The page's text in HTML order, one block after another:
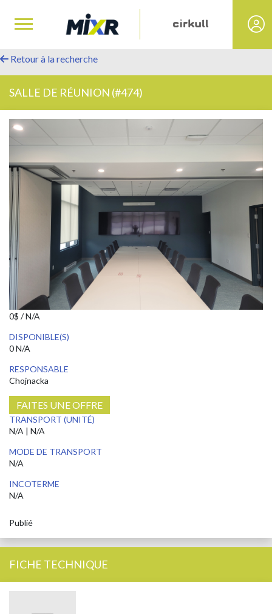
Retour à la recherche
SALLE DE RÉUNION (#474)
0$ / N/A
DISPONIBLE(S)
0 N/A
RESPONSABLE
Chojnacka
FAITES UNE OFFRE
TRANSPORT (UNITÉ)
N/A | N/A
MODE DE TRANSPORT
N/A
INCOTERME
N/A
Publié
FICHE TECHNIQUE